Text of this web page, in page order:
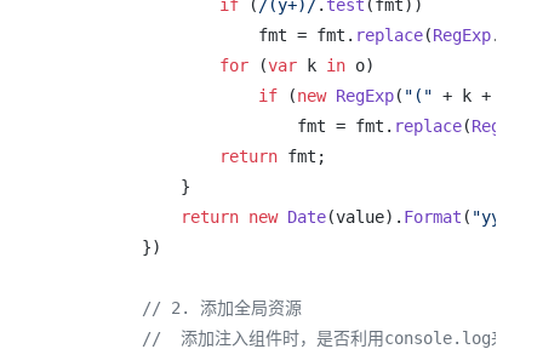
if ( /(y+)/ . test (fmt))
                    fmt = fmt.
replace(RegExp.
for (var k in o)
if (new RegExp( "(" + k +
                        fmt = fmt.
replace(RegExp
return fmt;
            }
return new Date(value). Format ( "yyyy-
        })
// 2. 添加全局资源
//  添加注入组件时，是否利用console.log来通知